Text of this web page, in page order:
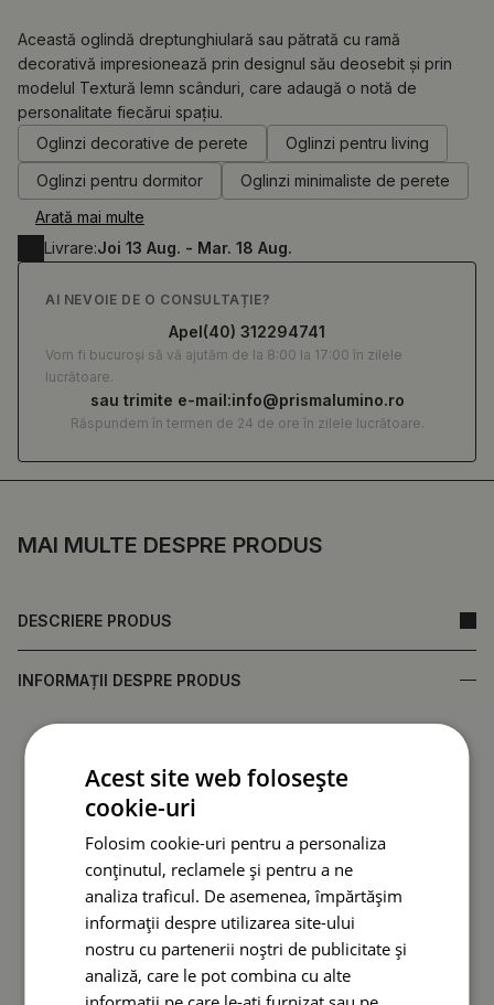
MAI MULTE DESPRE PRODUS
DESCRIERE PRODUS
INFORMAȚII DESPRE PRODUS
• Realizat din sticlă securizată, care asigură durabilitate și
Oglindă fabricată în Polonia.
• Garanție de la producător.
• Timp de livrare rapid.
Spatele oglinzii (folie de protecție) poate diferi ca
culoare față de cea prezentată în ofertă.Acest lucru nu
afectează calitatea produsului și nu constituie motiv
de reclamație.
0.00RON
Această oglindă dreptunghiulară sau pătrată cu ramă
decorativă impresionează prin designul său deosebit și prin
modelul Textură lemn scânduri, care adaugă o notă de
personalitate fiecărui spațiu.
Oglinzi decorative de perete
Oglinzi pentru living
Oglinzi pentru dormitor
Oglinzi minimaliste de perete
Arată mai multe
Livrare:Joi 13 Aug. - Mar. 18 Aug.
AI NEVOIE DE O CONSULTAȚIE?
Apel(40) 312294741
Vom fi bucuroși să vă ajutăm de la 8:00 la 17:00 în zilele
lucrătoare.
sau trimite e-mail:info@prismalumino.ro
Răspundem în termen de 24 de ore în zilele lucrătoare.
Acest site web folosește
cookie-uri
Folosim cookie-uri pentru a personaliza
conținutul, reclamele și pentru a ne
analiza traficul. De asemenea, împărtășim
informații despre utilizarea site-ului
nostru cu partenerii noștri de publicitate și
analiză, care le pot combina cu alte